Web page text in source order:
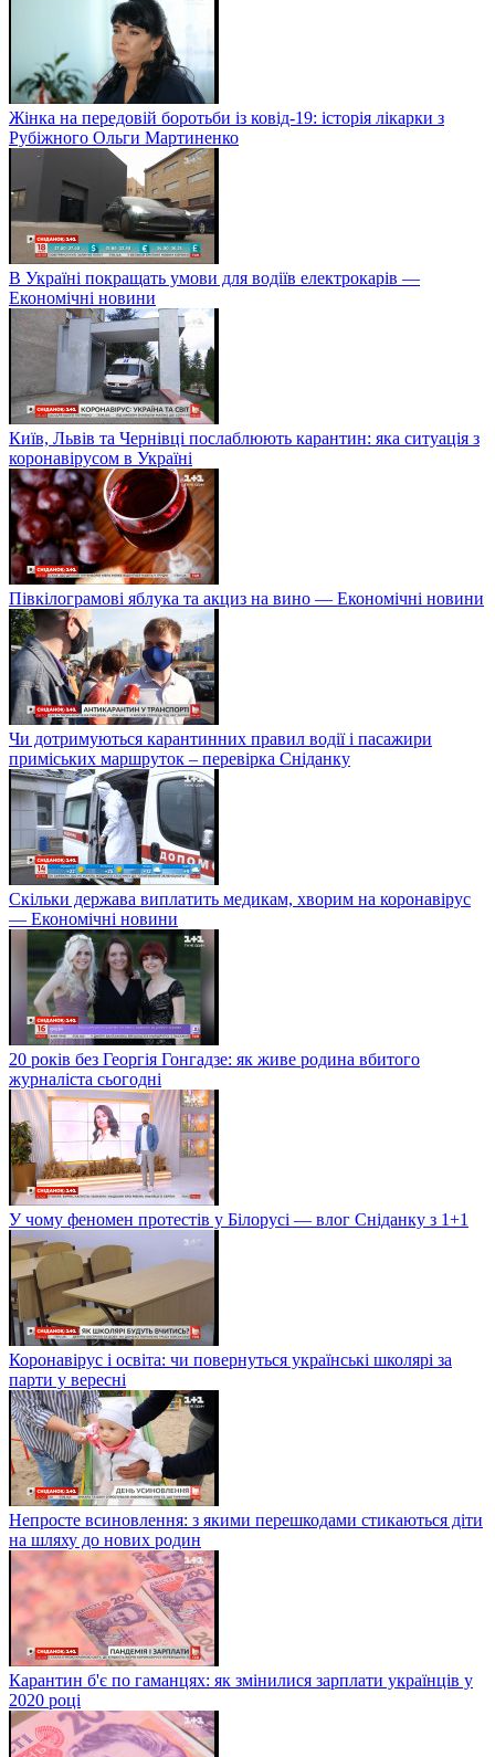
Жінка на передовій боротьби із ковід-19: історія лікарки з
Рубіжного Ольги Мартиненко
В Україні покращать умови для водіїв електрокарів —
Економічні новини
Київ, Львів та Чернівці послаблюють карантин: яка ситуація з
коронавірусом в Україні
Півкілограмові яблука та акциз на вино — Економічні новини
Чи дотримуються карантинних правил водії і пасажири
приміських маршруток – перевірка Сніданку
Скільки держава виплатить медикам, хворим на коронавірус
— Економічні новини
20 років без Георгія Гонгадзе: як живе родина вбитого
журналіста сьогодні
У чому феномен протестів у Білорусі — влог Сніданку з 1+1
Коронавірус і освіта: чи повернуться українські школярі за
парти у вересні
Непросте всиновлення: з якими перешкодами стикаються діти
на шляху до нових родин
Карантин б'є по гаманцях: як змінилися зарплати українців у
2020 році